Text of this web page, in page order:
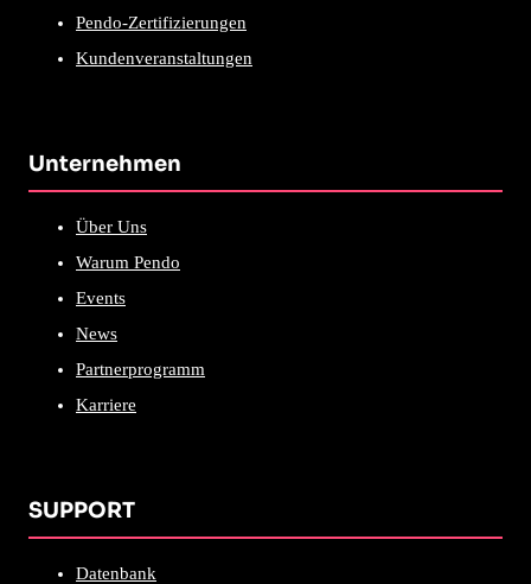
Pendo-Zertifizierungen
Kundenveranstaltungen
Unternehmen
Über Uns
Warum Pendo
Events
News
Partnerprogramm
Karriere
SUPPORT
Datenbank